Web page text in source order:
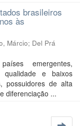
brasileiros
às
Márcio; Del Prá
emergentes,
qualidade e baixos
possuidores de alta
diferenciação ...